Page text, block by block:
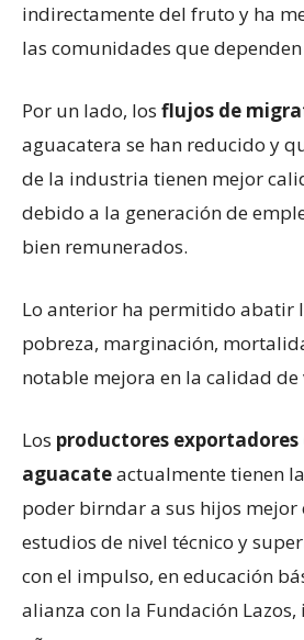
indirectamente del fruto y ha
las comunidades que
Por un lado, los flujos de
aguacatera se han reducido y
de la industria tienen mejor
debido a la generación de
bien remunerados.
Lo anterior ha permitido abatir
pobreza, marginación,
notable mejora en la calidad de
Los productores exportadores
aguacateactualmente tienen
poder birndar a sus hijos mejor
estudios de nivel técnico y
con el impulso, en educación
alianza con la Fundación